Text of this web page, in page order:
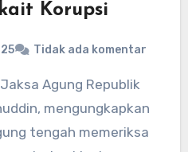
Korupsi
Tidak ada komentar
mengungkapkan
tengah memeriksa